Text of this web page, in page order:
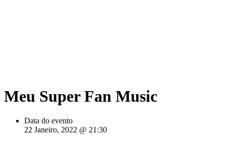
Meu Super Fan Music
Data do evento
22 Janeiro, 2022 @ 21:30